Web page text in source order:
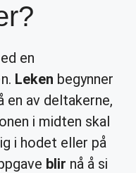
en
Leken begynner
en av deltakerne,
i midten skal
i hodet eller på
blir nå å si